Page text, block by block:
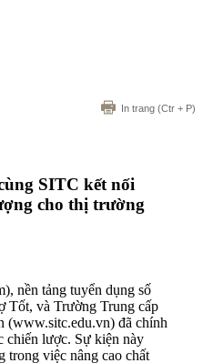
In trang (Ctr + P)
SITC kết nối
cho thị trường
nền tảng tuyển dụng số
Tốt, và Trường Trung cấp
(www.sitc.edu.vn) đã chính
chiến lược. Sự kiện này
trong việc nâng cao chất